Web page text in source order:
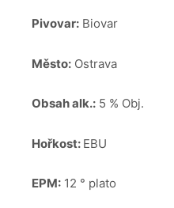
Pivovar: Biovar
Město: Ostrava
Obsah alk.: 5 % Obj.
Hořkost: EBU
EPM: 12 ° plato